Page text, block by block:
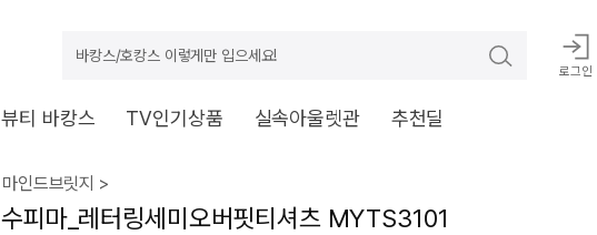
바캉스/호캉스 이렇게만 입으세요!
로그인
뷰티 바캉스 TV인기상품 실속아울렛관 추천딜
마인드브릿지 >
수피마_레터링세미오버핏티셔츠 MYTS3101